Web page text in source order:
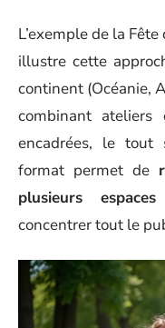
L’exemple de la
illustre cette
continent (Océanie,
combinant
encadrées, le tout
format permet de
plusieurs
concentrer tout le